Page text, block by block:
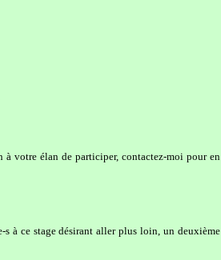
votre élan de participer, contactez-moi pour en
s à ce stage désirant aller plus loin, un deuxième